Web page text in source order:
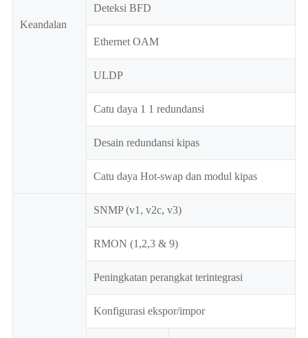
Keandalan
Deteksi BFD
Ethernet OAM
ULDP
Catu daya 1 1 redundansi
Desain redundansi kipas
Catu daya Hot-swap dan modul kipas
SNMP (v1, v2c, v3)
RMON (1,2,3 & 9)
Peningkatan perangkat terintegrasi
Konfigurasi ekspor/impor